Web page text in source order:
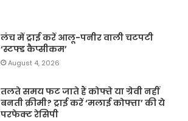
लंच में ट्राई करें आलू-पनीर वाली चटपटी
‘स्टफ्ड कैप्सीकम’
August 4, 2026
तलते समय फट जाते हैं कोफ्ते या ग्रेवी नहीं
बनती क्रीमी? ट्राई करें ‘मलाई कोफ्ता’ की ये
परफेक्ट रेसिपी